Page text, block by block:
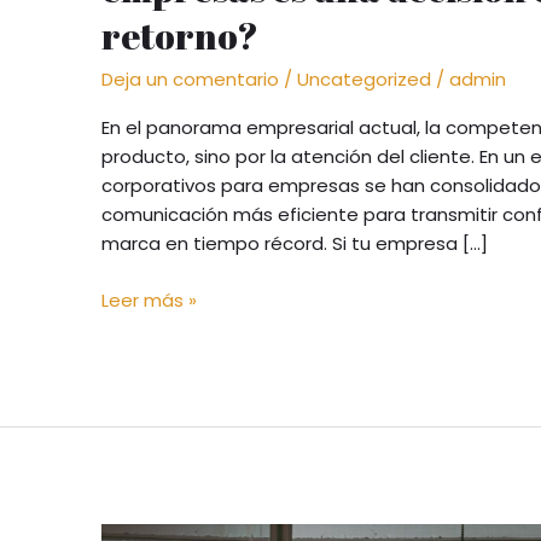
retorno?
Deja un comentario /Uncategorized /admin
En el panorama empresarial actual, la
producto, sino por la atención del cliente. En un
corporativos para empresas se han
comunicación más eficiente para transmitir
marca en tiempo récord. Si tu empresa […]
Leer más »